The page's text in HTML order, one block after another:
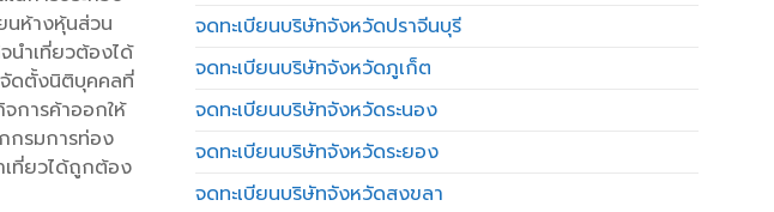
นห้างหุ้นส่วน
นำเที่ยวต้องได้
ดตั้งนิติบุคคลที่
การค้าออกให้
กรมการท่อง
เที่ยวได้ถูกต้อง
จดทะเบียนบริษัทจังหวัดปราจีนบุรี
จดทะเบียนบริษัทจังหวัดภูเก็ต
จดทะเบียนบริษัทจังหวัดระนอง
จดทะเบียนบริษัทจังหวัดระยอง
จดทะเบียนบริษัทจังหวัดสงขลา